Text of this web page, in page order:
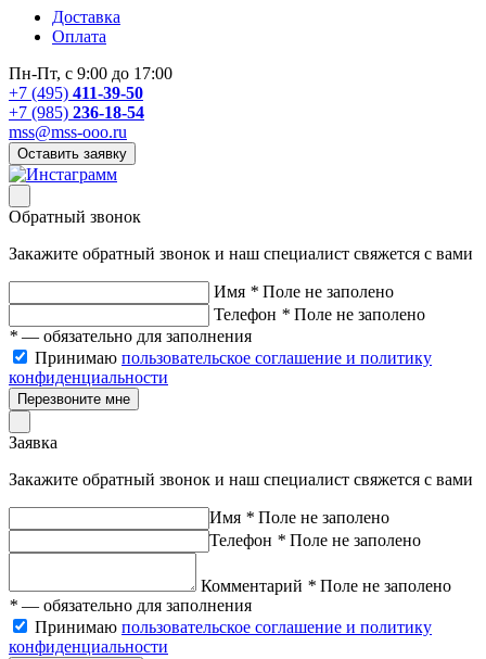
Доставка
Оплата
Пн-Пт, с 9:00 до 17:00
+7 (495) 411-39-50
+7 (985) 236-18-54
mss@mss-ooo.ru
Оставить заявку
Обратный звонок
Закажите обратный звонок и наш специалист свяжется с вами
Имя * Поле не заполено
Телефон * Поле не заполено
* — обязательно для заполнения
Принимаю пользовательское соглашение и политику
конфиденциальности
Перезвоните мне
Заявка
Закажите обратный звонок и наш специалист свяжется с вами
Имя * Поле не заполено
Телефон * Поле не заполено
Комментарий * Поле не заполено
* — обязательно для заполнения
Принимаю пользовательское соглашение и политику
конфиденциальности